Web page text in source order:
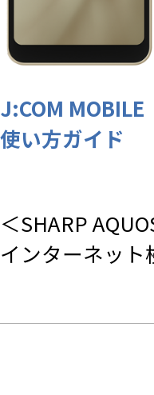
J:COM MOBILE
使い方ガイド
＜SHARP
インターネット